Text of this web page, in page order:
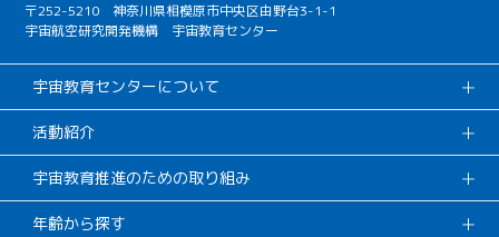
〒252-5210 神奈川県相模原市中央区由野台3-1-1
宇宙航空研究開発機構 宇宙教育センター
宇宙教育センターについて
活動紹介
宇宙教育推進のための取り組み
年齢から探す